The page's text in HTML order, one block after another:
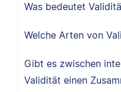
Was bedeutet
Welche Arten von
Gibt es zwischen
Validität einen